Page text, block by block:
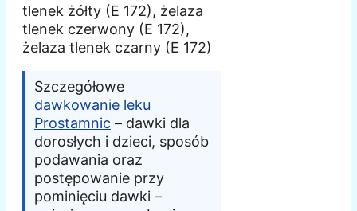
tlenek żółty (E 172), żelaza
tlenek czerwony (E 172),
żelaza tlenek czarny (E 172)
Szczegółowe
dawkowanie leku
Prostamnic – dawki dla
dorosłych i dzieci, sposób
podawania oraz
postępowanie przy
pominięciu dawki –